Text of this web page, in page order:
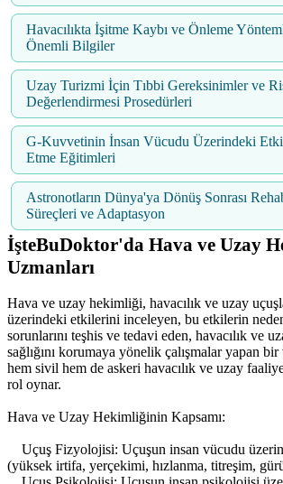
Havacılıkta İşitme Kaybı ve Önleme
Önemli Bilgiler
Uzay Turizmi İçin Tıbbi Gereksinimler ve
Değerlendirmesi Prosedürleri
G-Kuvvetinin İnsan Vücudu Üzerindeki
Etme Eğitimleri
Astronotların Dünya'ya Dönüş Sonrası
Süreçleri ve Adaptasyon
İşteBuDoktor'da Hava ve Uzay
Uzmanları
Hava ve uzay hekimliği, havacılık ve uzay
üzerindeki etkilerini inceleyen, bu etkilerin
sorunlarını teşhis ve tedavi eden, havacılık ve
sağlığını korumaya yönelik çalışmalar yapan bir
hem sivil hem de askeri havacılık ve uzay
rol oynar.
Hava ve Uzay Hekimliğinin Kapsamı:
Uçuş Fizyolojisi: Uçuşun insan vücudu
(yüksek irtifa, yerçekimi, hızlanma, titreşim,